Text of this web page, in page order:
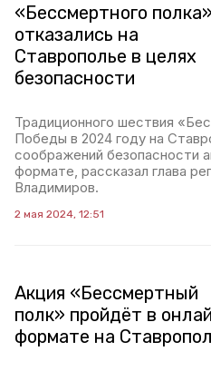
«Бессмертного полка»
отказались на
Ставрополье в целях
безопасности
Традиционного шествия
Победы в 2024 году на
соображений безопасности
формате, рассказал глава
Владимиров.
2 мая 2024, 12:51
Акция «Бессмертный
полк» пройдёт в
формате на